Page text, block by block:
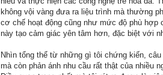
không vội vàng đưa ra liệu trình mà thường
cơ chế hoạt động cũng như mức độ phù hợp
này tạo cảm giác yên tâm hơn, đặc biệt với
Nhìn tổng thể từ những gì tôi chứng kiến,
mà còn phản ánh nhu cầu rất thật của